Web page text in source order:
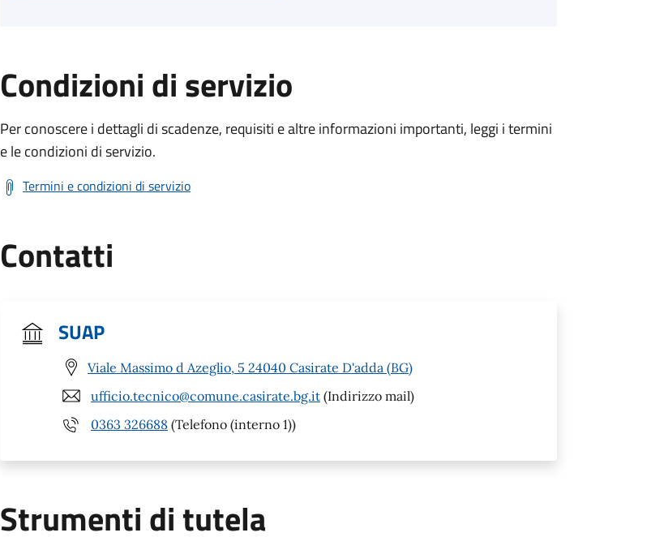
Condizioni di servizio
Per conoscere i dettagli di scadenze, requisiti e altre informazioni importanti, leggi i termini
e le condizioni di servizio.
Termini e condizioni di servizio
Contatti
SUAP
Viale Massimo d Azeglio, 5 24040 Casirate D'adda (BG)
ufficio.tecnico@comune.casirate.bg.it (Indirizzo mail)
0363 326688 (Telefono (interno 1))
Strumenti di tutela